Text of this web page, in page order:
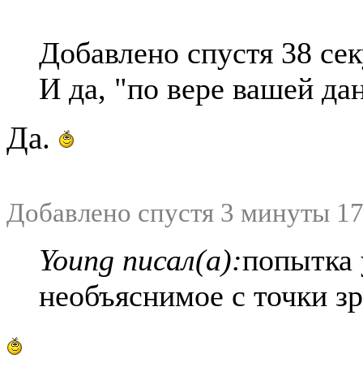
Добавлено спустя 38
И да, "по вере вашей
Да.
Добавлено спустя 3 минуты
Young писал(а):попытка
необъяснимое с точки